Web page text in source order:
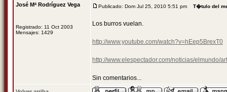
José Mª Rodríguez Vega
Registrado: 11 Oct 2003
Mensajes: 1429
Publicado: Dom Jul 25, 2010 5:51 pm T�tulo del
Los burros vuelan.
http://www.youtube.com/watch?v=hEep5BrexT0
http://www.elespectador.com/noticias/elmundo/
Sin comentarios...